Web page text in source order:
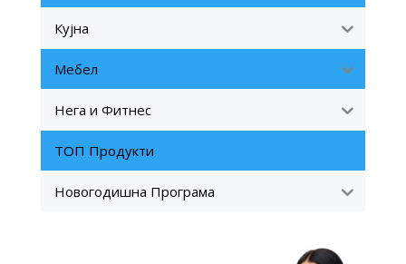
Кујна
Мебел
Нега и Фитнес
ТОП Продукти
Новогодишна Програма